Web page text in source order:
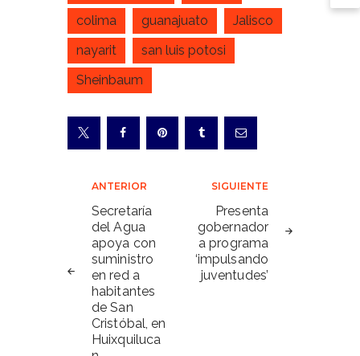
colima
guanajuato
Jalisco
nayarit
san luis potosi
Sheinbaum
Navegación
de
entradas
ANTERIOR
Secretaría
del Agua
apoya con
suministro
en red a
habitantes
de San
Cristóbal, en
Huixquiluca
SIGUIENTE
Presenta
gobernador
a programa
‘impulsando
juventudes’